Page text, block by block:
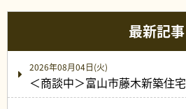
最新記事
2026年08月04日(火)
＜商談中＞富山市藤木新築住宅